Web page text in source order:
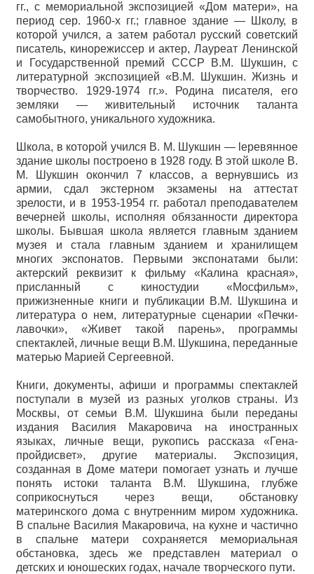
гг., с мемориальной экспозицией «Дом матери», на
период сер. 1960-х гг.; главное здание — Школу, в
которой учился, а затем работал русский советский
писатель, кинорежиссер и актер, Лауреат Ленинской
и Государственной премий СССР В.М. Шукшин, с
литературной экспозицией «В.М. Шукшин. Жизнь и
творчество. 1929-1974 гг.». Родина писателя, его
земляки — живительный источник таланта
самобытного, уникального художника.
Школа, в которой учился В. М. Шукшин — lеревянное
здание школы построено в 1928 году. В этой школе В.
М. Шукшин окончил 7 классов, а вернувшись из
армии, сдал экстерном экзамены на аттестат
зрелости, и в 1953-1954 гг. работал преподавателем
вечерней школы, исполняя обязанности директора
школы. Бывшая школа является главным зданием
музея и стала главным зданием и хранилищем
многих экспонатов. Первыми экспонатами были:
актерский реквизит к фильму «Калина красная»,
присланный с киностудии «Мосфильм»,
прижизненные книги и публикации В.М. Шукшина и
литература о нем, литературные сценарии «Печки-
лавочки», «Живет такой парень», программы
спектаклей, личные вещи В.М. Шукшина, переданные
матерью Марией Сергеевной.
Книги, документы, афиши и программы спектаклей
поступали в музей из разных уголков страны. Из
Москвы, от семьи В.М. Шукшина были переданы
издания Василия Макаровича на иностранных
языках, личные вещи, рукопись рассказа «Гена-
пройдисвет», другие материалы. Экспозиция,
созданная в Доме матери помогает узнать и лучше
понять истоки таланта В.М. Шукшина, глубже
соприкоснуться через вещи, обстановку
материнского дома с внутренним миром художника.
В спальне Василия Макаровича, на кухне и частично
в спальне матери сохраняется мемориальная
обстановка, здесь же представлен материал о
детских и юношеских годах, начале творческого пути.